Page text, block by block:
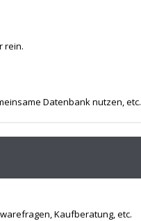
rein.
Datenbank nutzen, etc.
Kaufberatung, etc.